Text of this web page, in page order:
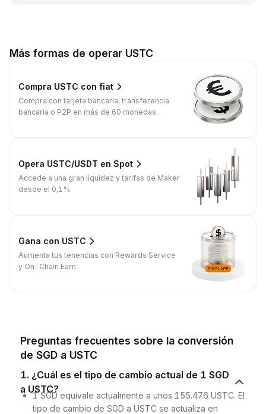
Más formas de operar USTC
Compra USTC con fiat
Compra con tarjeta bancaria, transferencia
bancaria o P2P en más de 60 monedas.
Opera USTC/USDT en Spot
Accede a una gran liquidez y tarifas de Maker
desde el 0,1%.
Gana con USTC
Aumenta tus tenencias con Rewards Service
y On-Chain Earn.
Preguntas frecuentes sobre la conversión
de SGD a USTC
1. ¿Cuál es el tipo de cambio actual de 1 SGD
a USTC?
1 SGD equivale actualmente a unos 155.476 USTC. El
tipo de cambio de SGD a USTC se actualiza en